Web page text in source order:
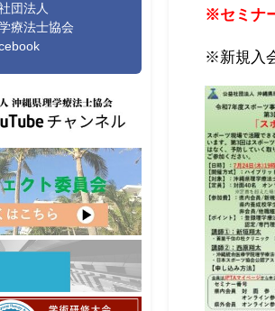
※セミナ
※新規入
団法人
療法士協会